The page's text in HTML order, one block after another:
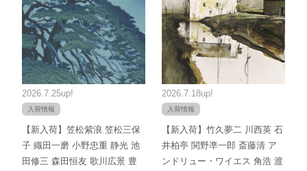
2026.7.25up!
入荷情報
【新入荷】笠松紫浪 笠松三保
子 織田一磨 小野忠重 静光 池
田修三 森田恒友 歌川広景 豊
2026.7.18up!
入荷情報
【新入荷】竹久夢二 川西英 石
井柏亭 関野凖一郎 斎藤清 ア
ンドリュー・ワイエス 角浩 渡